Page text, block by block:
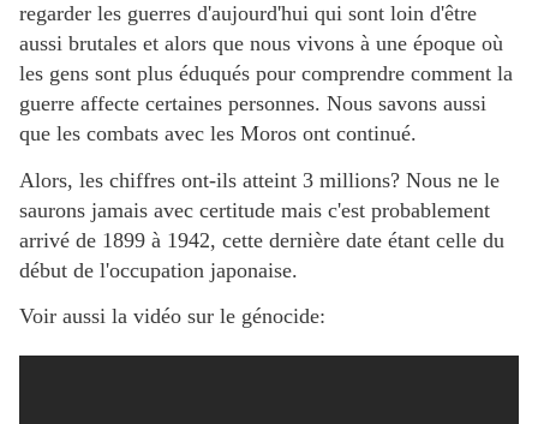
regarder les guerres d'aujourd'hui qui sont loin d'être
aussi brutales et alors que nous vivons à une époque où
les gens sont plus éduqués pour comprendre comment la
guerre affecte certaines personnes. Nous savons aussi
que les combats avec les Moros ont continué.
Alors, les chiffres ont-ils atteint 3 millions? Nous ne le
saurons jamais avec certitude mais c'est probablement
arrivé de 1899 à 1942, cette dernière date étant celle du
début de l'occupation japonaise.
Voir aussi la vidéo sur le génocide: